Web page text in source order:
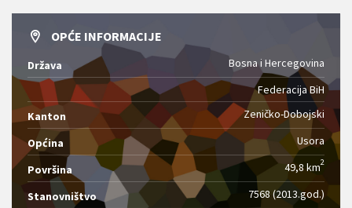
OPĆE INFORMACIJE
Država
Bosna i Hercegovina
Federacija BiH
Kanton
Zeničko-Dobojski
Općina Usora
Površina 49,8 km2
Stanovništvo 7568 (2013.god.)